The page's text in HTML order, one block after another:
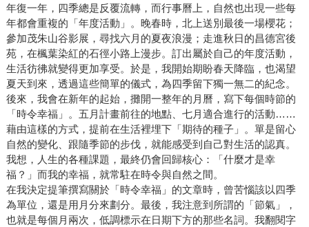
年復一年，四季總是反覆流轉，而行事曆上，自然也出現一些每
年都會重複的「年度活動」。晚春時，北上送別最後一場櫻花；
參加茂朱山谷影展，尋找六月的夏夜浪漫；走進秋日的昌德宮後
苑，在楓葉染紅的石徑小路上漫步。訂出屬於自己的年度活動，
生活彷彿就變得更加享受。於是，我開始期盼春天降臨，也渴望
夏天到來，透過這些簡單的儀式，為四季留下獨一無二的紀念。
後來，我會在新年的起始，攤開一整年的月曆，寫下每個時節的
「時令幸福」。五月計畫前往的地點、七月適合進行的活動……
藉由這樣的方式，提前在生活裡埋下「期待的種子」。單是留心
自然的變化、跟隨季節的步伐，就能感受到自己對生活的認真。
我想，人生的各種課題，最終仍會回歸核心：「什麼才是幸
福？」而我的幸福，就常駐在時令與自然之間。
在我決定提筆撰寫關於「時令幸福」的文章時，曾苦惱該以四季
為單位，還是用月分來劃分。最後，我注意到所謂的「節氣」，
也就是每個月兩次，低調標示在日期下方的那些名詞。我翻閱字